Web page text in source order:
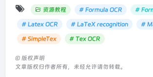
资源教程 # Formula OCR #
# Latex OCR # LaTeX recognition #
# SimpleTex # Tex OCR
© 版权声明
文章版权归作者所有，未经允许请勿转载。